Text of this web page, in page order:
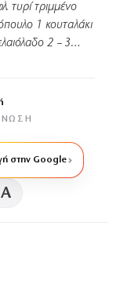
τυρί τριμμένο
1 κουταλάκι
2 – 3…
στην Google
A